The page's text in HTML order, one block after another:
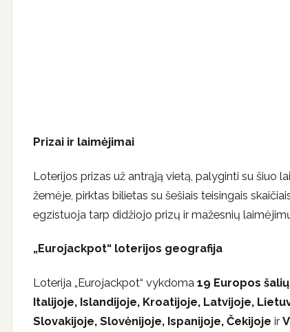
Prizai ir laimėjimai
Loterijos prizas už antrąją vietą, palyginti su šiuo
žemėje, pirktas bilietas su šešiais teisingais
egzistuoja tarp didžiojo prizų ir mažesnių
„Eurojackpot“ loterijos geografija
Loterija „Eurojackpot“ vykdoma 19 Europos šalių
Italijoje, Islandijoje, Kroatijoje, Latvijoje,
Slovakijoje, Slovėnijoje, Ispanijoje, Čekijoje ir